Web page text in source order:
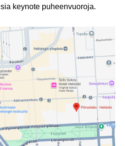
keynote puheenvuoroja.